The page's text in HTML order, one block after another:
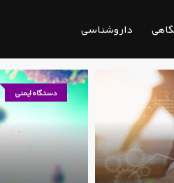
داروشناسی
دستگاه ایمنی